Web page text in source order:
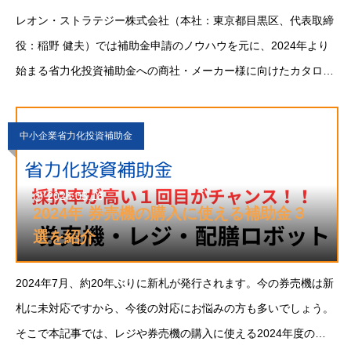
レオン・ストラテジー株式会社（本社：東京都目黒区、代表取締
役：稲野 健夫）では補助金申請のノウハウを元に、2024年より
始まる省力化投資補助金への商社・メーカー様に向けたカタログ
す。省力化投資補助金
中小企業省力化投資補助金
2024.03.18
2024年 券売機の購入に使える補助金３
選を紹介
2024年7月、約20年ぶりに新札が発行されます。今の券売機は新
札に未対応ですから、今後の対応にお悩みの方も多いでしょう。
そこで本記事では、レジや券売機の購入に使える2024年度の補